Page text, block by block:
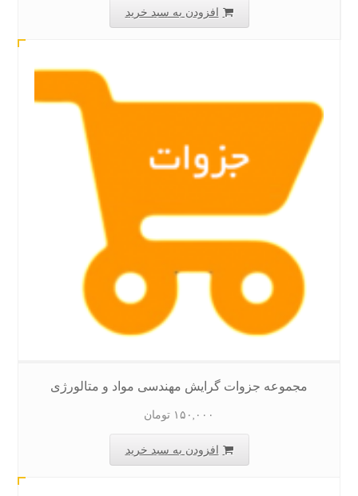
افزودن به سبد خرید
مجموعه جزوات گرایش مهندسی مواد و متالورژی
۱۵۰,۰۰۰ تومان
افزودن به سبد خرید